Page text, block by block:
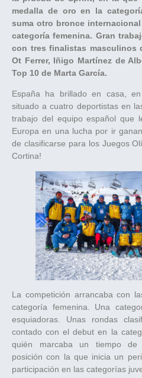
medalla de oro en la
suma otro bronce
categoría femenina. Gran
con tres finalistas masculinos
Ot Ferrer, Iñigo Martínez de
Top 10 de Marta García.
España ha brillado en casa,
situado a cuatro deportistas en
trabajo del equipo español que
Europa en una lucha por ir
de clasificarse para los Juegos
Cortina!
La competición arrancaba con
categoría femenina. Una
esquiadoras. Unas rondas
contado con el debut en la
quién marcaba un tiempo de
posición con la que inicia un
participación en las categorías